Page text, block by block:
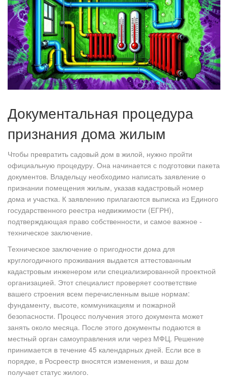
Документальная процедура
признания дома жилым
Чтобы превратить садовый дом в жилой, нужно пройти
официальную процедуру. Она начинается с подготовки пакета
документов. Владельцу необходимо написать заявление о
признании помещения жилым, указав кадастровый номер
дома и участка. К заявлению прилагаются выписка из Единого
государственного реестра недвижимости (ЕГРН),
подтверждающая право собственности, и самое важное -
техническое заключение.
Техническое заключение о пригодности дома для
круглогодичного проживания выдается аттестованным
кадастровым инженером или специализированной проектной
организацией. Этот специалист проверяет соответствие
вашего строения всем перечисленным выше нормам:
фундаменту, высоте, коммуникациям и пожарной
безопасности. Процесс получения этого документа может
занять около месяца. После этого документы подаются в
местный орган самоуправления или через МФЦ. Решение
принимается в течение 45 календарных дней. Если все в
порядке, в Росреестр вносятся изменения, и ваш дом
получает статус жилого.